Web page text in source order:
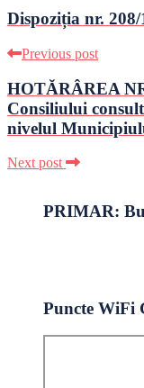
Dispoziția nr. 208/
Previous post
HOTĂRÂREA
Consiliului
nivelul
Next post
PRIMAR:
Puncte WiFi